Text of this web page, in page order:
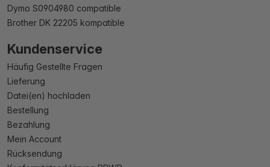
Dymo S0904980 compatible
Brother DK 22205 kompatible
Kundenservice
Häufig Gestellte Fragen
Lieferung
Datei(en) hochladen
Bestellung
Bezahlung
Mein Account
Rücksendung